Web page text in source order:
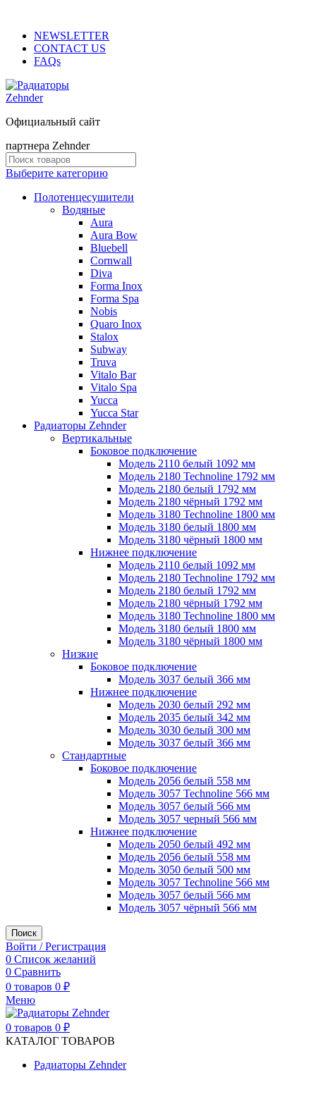
NEWSLETTER
CONTACT US
FAQs
Официальный сайт
партнера Zehnder
Выберите категорию
Полотенцесушители
Водяные
Aura
Aura Bow
Bluebell
Cornwall
Diva
Forma Inox
Forma Spa
Nobis
Quaro Inox
Stalox
Subway
Truva
Vitalo Bar
Vitalo Spa
Yucca
Yucca Star
Радиаторы Zehnder
Вертикальные
Боковое подключение
Модель 2110 белый 1092 мм
Модель 2180 Technoline 1792 мм
Модель 2180 белый 1792 мм
Модель 2180 чёрный 1792 мм
Модель 3180 Technoline 1800 мм
Модель 3180 белый 1800 мм
Модель 3180 чёрный 1800 мм
Нижнее подключение
Модель 2110 белый 1092 мм
Модель 2180 Technoline 1792 мм
Модель 2180 белый 1792 мм
Модель 2180 чёрный 1792 мм
Модель 3180 Technoline 1800 мм
Модель 3180 белый 1800 мм
Модель 3180 чёрный 1800 мм
Низкие
Боковое подключение
Модель 3037 белый 366 мм
Нижнее подключение
Модель 2030 белый 292 мм
Модель 2035 белый 342 мм
Модель 3030 белый 300 мм
Модель 3037 белый 366 мм
Стандартные
Боковое подключение
Модель 2056 белый 558 мм
Модель 3057 Technoline 566 мм
Модель 3057 белый 566 мм
Модель 3057 черный 566 мм
Нижнее подключение
Модель 2050 белый 492 мм
Модель 2056 белый 558 мм
Модель 3050 белый 500 мм
Модель 3057 Technoline 566 мм
Модель 3057 белый 566 мм
Модель 3057 чёрный 566 мм
Поиск
Войти / Регистрация
0 Список желаний
0 Сравнить
0 товаров 0 ₽
Меню
0 товаров 0 ₽
КАТАЛОГ ТОВАРОВ
Радиаторы Zehnder